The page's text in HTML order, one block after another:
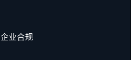
企业合规